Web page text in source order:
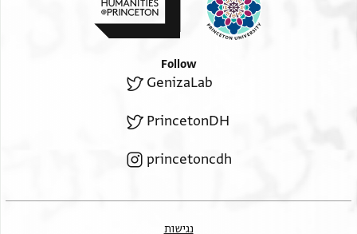
Follow
GenizaLab
PrincetonDH
princetoncdh
נגישות